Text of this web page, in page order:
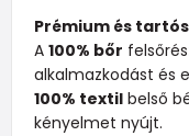
Prémium és
A 100% bőr
alkalmazkodást és
100% textilbelső
kényelmet nyújt.